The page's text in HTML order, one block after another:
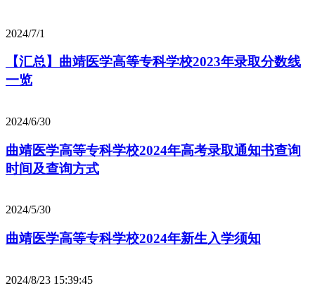
2024/7/1
【汇总】曲靖医学高等专科学校2023年录取分数线
一览
2024/6/30
曲靖医学高等专科学校2024年高考录取通知书查询
时间及查询方式
2024/5/30
曲靖医学高等专科学校2024年新生入学须知
2024/8/23 15:39:45